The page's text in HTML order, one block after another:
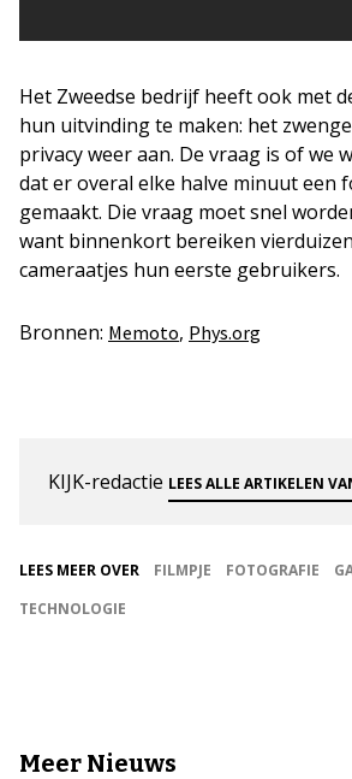
Het Zweedse bedrijf heeft ook met
hun uitvinding te maken: het
privacy weer aan. De vraag is of we
dat er overal elke halve minuut een
gemaakt. Die vraag moet snel
want binnenkort bereiken
cameraatjes hun eerste gebruikers.
Bronnen: Memoto, Phys.org
KIJK-redactie LEES ALLE ARTIKELEN
LEES MEER OVER FILMPJE FOTOGRAFIE
TECHNOLOGIE
Meer Nieuws